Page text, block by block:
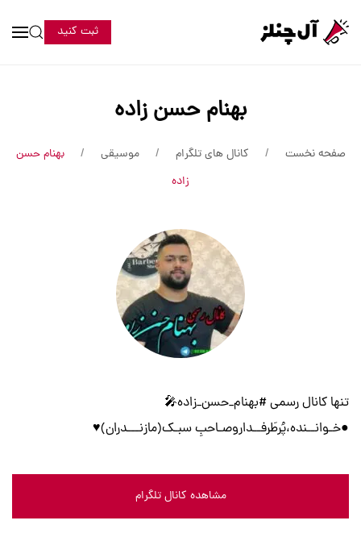
ثبت کنید
بهنام حسن زاده
صفحه نخست کانال های تلگرام موسیقی
بهنام حسن
زاده
تنها کانال رسمی #بهنام_حسن_زاده🎤
●خـوانــنده،پُرطَرفــداروصـاحبِ سبـک(مازنـــدران)♥
مشاهده کانال تلگرام